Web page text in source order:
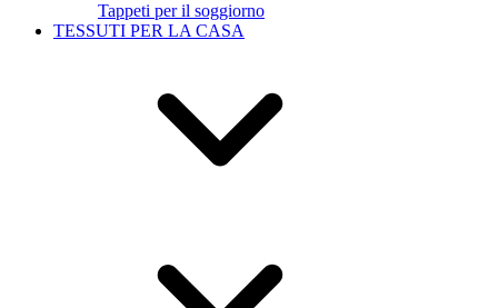
Tappeti per il soggiorno
TESSUTI PER LA CASA